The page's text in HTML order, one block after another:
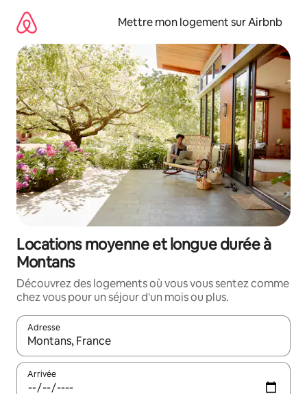
directement
contenu
Mettre mon logement sur Airbnb
Locations moyenne et longue durée à
Montans
Découvrez des logements où vous vous sentez comme
chez vous pour un séjour d'un mois ou plus.
Adresse
Lorsque les résultats s'affichent, utilisez les flèches vers le
Arrivée